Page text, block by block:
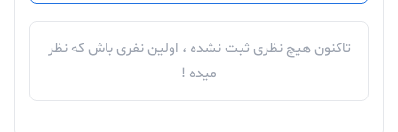
تاکنون هیچ نظری ثبت نشده ، اولین نفری باش که نظر
میده !